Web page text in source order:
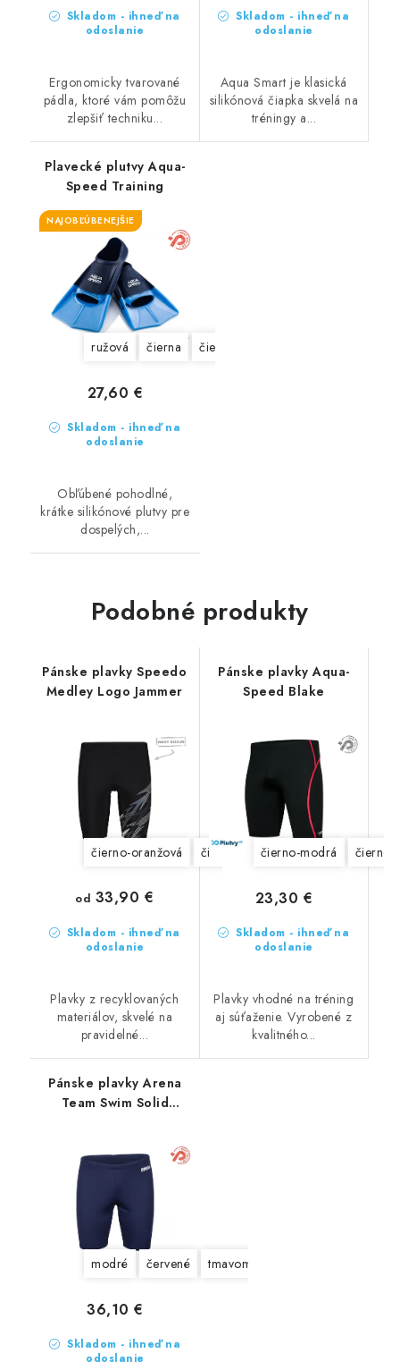
Skladom - ihneď na
odoslanie
Ergonomicky tvarované
pádla, ktoré vám pomôžu
zlepšiť techniku...
Skladom - ihneď na
odoslanie
Aqua Smart je klasická
silikónová čiapka skvelá na
tréningy a...
Plavecké plutvy Aqua-
Speed Training
NAJOBĽÚBENEJŠIE
ružová čierna čierno-zelená
Skladom - ihneď na
odoslanie
27,60 €
Obľúbené pohodlné,
krátke silikónové plutvy pre
dospelých,...
Podobné produkty
Pánske plavky Speedo
Medley Logo Jammer
čierno-oranžová čierne
Skladom - ihneď na
odoslanie
od 33,90 €
Plavky z recyklovaných
materiálov, skvelé na
pravidelné...
Pánske plavky Aqua-
Speed Blake
čierno-modrá čierno-
Skladom - ihneď na
odoslanie
23,30 €
Plavky vhodné na tréning
aj súťaženie. Vyrobené z
kvalitného...
Pánske plavky Arena
Team Swim Solid
modré červené tmavomodrá
Skladom - ihneď na
odoslanie
36,10 €